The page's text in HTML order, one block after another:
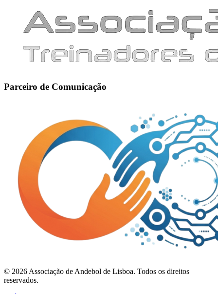
Parceiro de Comunicação
© 2026 Associação de Andebol de Lisboa. Todos os direitos
reservados.